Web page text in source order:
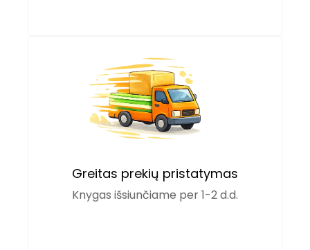
Greitas prekių pristatymas
Knygas išsiunčiame per 1-2 d.d.